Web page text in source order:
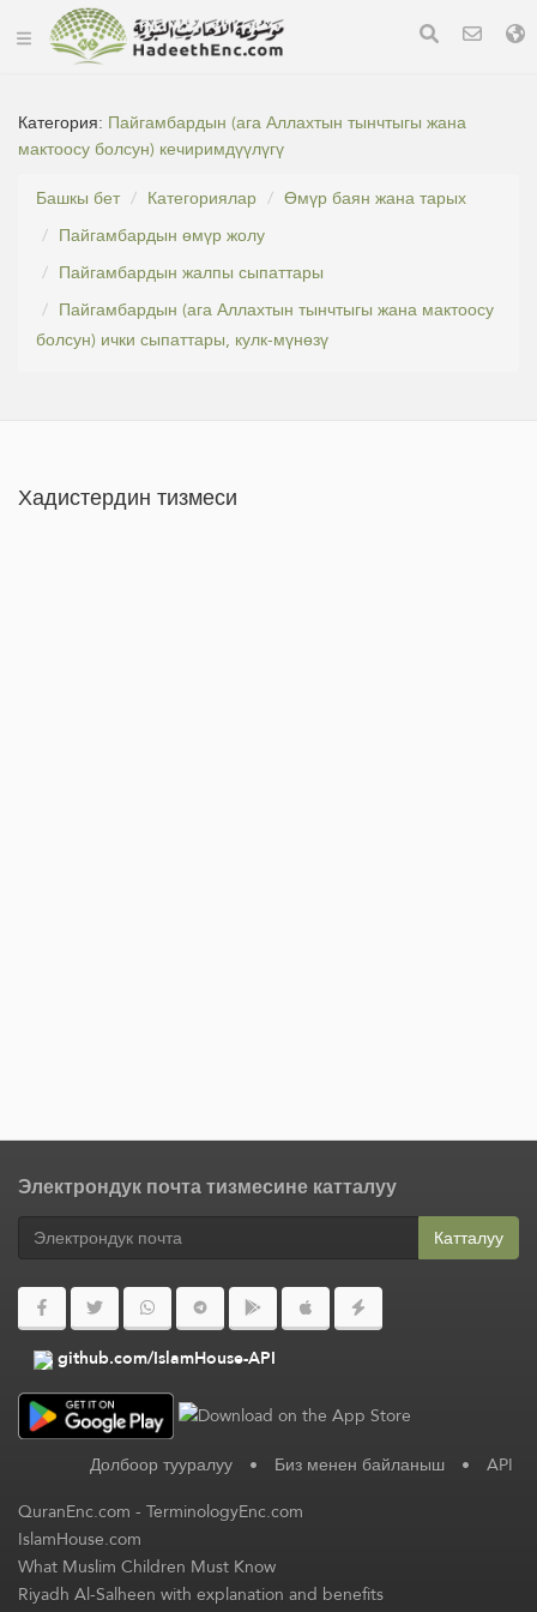
Категория: Пайгамбардын (ага Аллахтын тынчтыгы жана
мактоосу болсун) кечиримдүүлүгү
Башкы бет
Категориялар
Өмүр баян жана тарых
Пайгамбардын өмүр жолу
Пайгамбардын жалпы сыпаттары
Пайгамбардын (ага Аллахтын тынчтыгы жана мактоосу
болсун) ички сыпаттары, кулк-мүнөзү
Хадистердин тизмеси
Электрондук почта тизмесине катталуу
Катталуу
github.com/IslamHouse-API
Долбоор тууралуу • Биз менен байланыш • API
QuranEnc.com-TerminologyEnc.com
IslamHouse.com
What Muslim Children Must Know
Riyadh Al-Salheen with explanation and benefits